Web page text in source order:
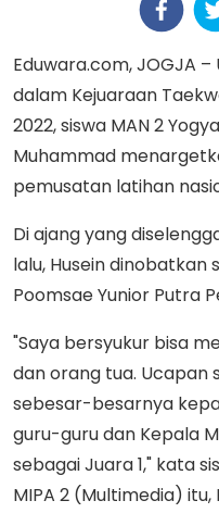
Eduwara.com, JOGJA
dalam Kejuaraan
2022, siswa MAN 2
Muhammad
pemusatan latihan
Di ajang yang
lalu, Husein dinobatkan
Poomsae Yunior Putra
"Saya bersyukur bisa
dan orang tua. Ucapan
sebesar-besarnya
guru-guru dan Kepala
sebagai Juara 1," kata
MIPA 2 (Multimedia)